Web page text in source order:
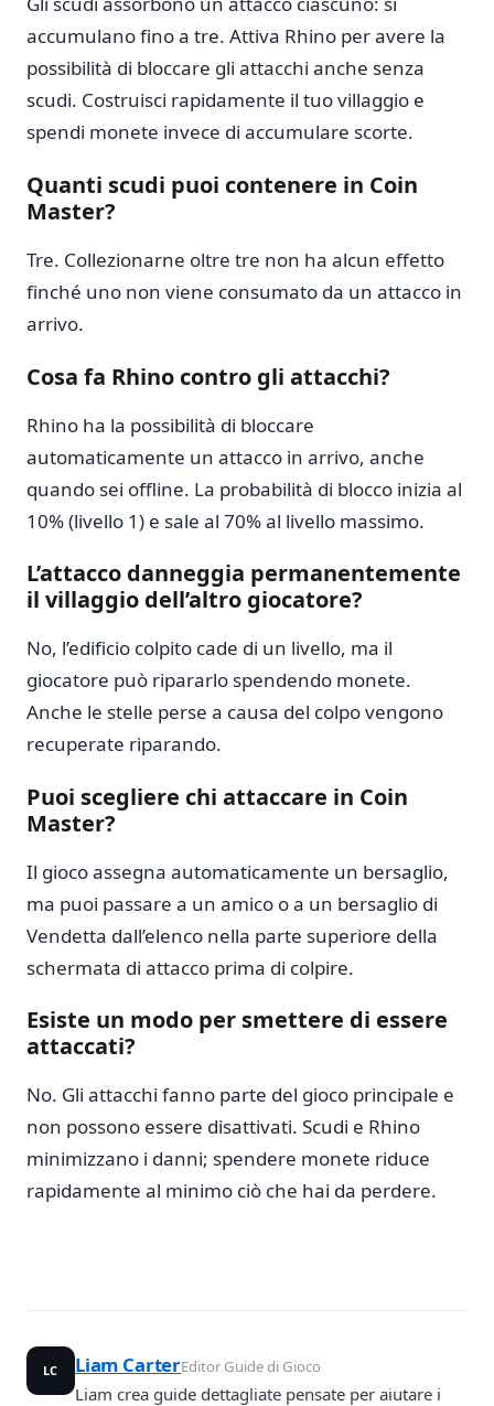
accumulano fino a tre. Attiva Rhino per avere la
possibilità di bloccare gli attacchi anche senza
scudi. Costruisci rapidamente il tuo villaggio e
spendi monete invece di accumulare scorte.
Quanti scudi puoi contenere in Coin
Master?
Tre. Collezionarne oltre tre non ha alcun effetto
finché uno non viene consumato da un attacco in
arrivo.
Cosa fa Rhino contro gli attacchi?
Rhino ha la possibilità di bloccare
automaticamente un attacco in arrivo, anche
quando sei offline. La probabilità di blocco inizia al
10% (livello 1) e sale al 70% al livello massimo.
L’attacco danneggia permanentemente
il villaggio dell’altro giocatore?
No, l’edificio colpito cade di un livello, ma il
giocatore può ripararlo spendendo monete.
Anche le stelle perse a causa del colpo vengono
recuperate riparando.
Puoi scegliere chi attaccare in Coin
Master?
Il gioco assegna automaticamente un bersaglio,
ma puoi passare a un amico o a un bersaglio di
Vendetta dall’elenco nella parte superiore della
schermata di attacco prima di colpire.
Esiste un modo per smettere di essere
attaccati?
No. Gli attacchi fanno parte del gioco principale e
non possono essere disattivati. Scudi e Rhino
minimizzano i danni; spendere monete riduce
rapidamente al minimo ciò che hai da perdere.
LC Liam CarterEditor Guide di Gioco
Liam crea guide dettagliate pensate per aiutare i